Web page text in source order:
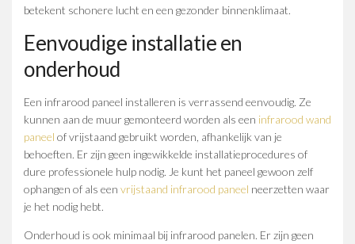
betekent schonere lucht en een gezonder binnenklimaat.
Eenvoudige installatie en
onderhoud
Een infrarood paneel installeren is verrassend eenvoudig. Ze
kunnen aan de muur gemonteerd worden als een infrarood wand
paneel of vrijstaand gebruikt worden, afhankelijk van je
behoeften. Er zijn geen ingewikkelde installatieprocedures of
dure professionele hulp nodig. Je kunt het paneel gewoon zelf
ophangen of als een vrijstaand infrarood paneel neerzetten waar
je het nodig hebt.
Onderhoud is ook minimaal bij infrarood panelen. Er zijn geen